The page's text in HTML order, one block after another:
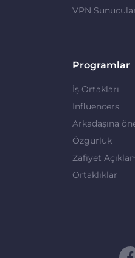
VPN
Programlar
İş Ortakları
Influencers
Arkadaşına
Özgürlük
Zafiyet
Ortaklıklar